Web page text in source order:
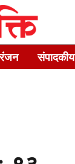
संपादकीय